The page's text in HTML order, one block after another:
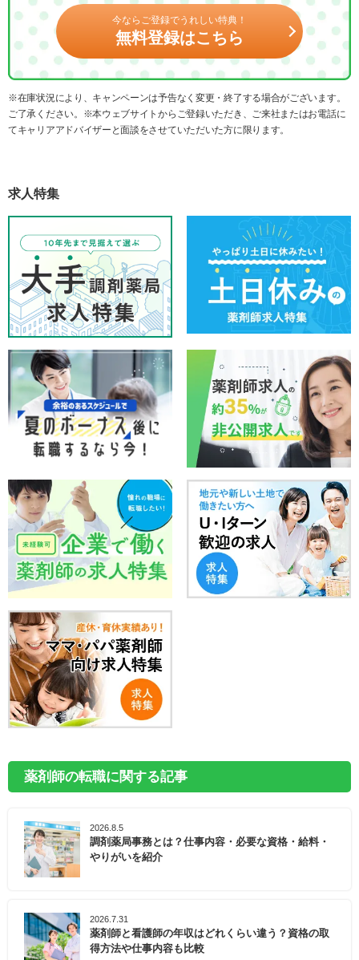
今ならご登録でうれしい特典！
無料登録はこちら
※在庫状況により、キャンペーンは予告なく変更・終了する場合がございます。
ご了承ください。※本ウェブサイトからご登録いただき、ご来社またはお電話に
てキャリアアドバイザーと面談をさせていただいた方に限ります。
求人特集
薬剤師の転職に関する記事
2026.8.5
調剤薬局事務とは？仕事内容・必要な資格・給料・
やりがいを紹介
2026.7.31
薬剤師と看護師の年収はどれくらい違う？資格の取
得方法や仕事内容も比較